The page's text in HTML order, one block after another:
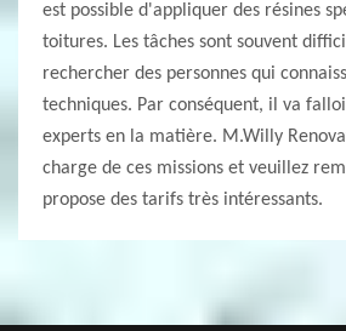
est possible d'appliquer des résines
toitures. Les tâches sont souvent
rechercher des personnes qui
techniques. Par conséquent, il va
experts en la matière. M.Willy
charge de ces missions et veuillez
propose des tarifs très intéressants.